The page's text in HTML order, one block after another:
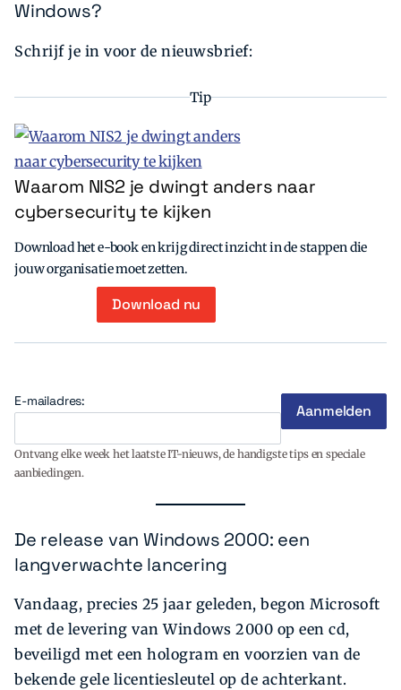
Windows?
Schrijf je in voor de nieuwsbrief:
Tip
Waarom NIS2 je dwingt anders naar
cybersecurity te kijken
Download het e-book en krijg direct inzicht in de stappen die
jouw organisatie moet zetten.
Download nu
E-mailadres:
Ontvang elke week het laatste IT-nieuws, de handigste tips en speciale
aanbiedingen.
De release van Windows 2000: een
langverwachte lancering
Vandaag, precies 25 jaar geleden, begon Microsoft
met de levering van Windows 2000 op een cd,
beveiligd met een hologram en voorzien van de
bekende gele licentiesleutel op de achterkant.